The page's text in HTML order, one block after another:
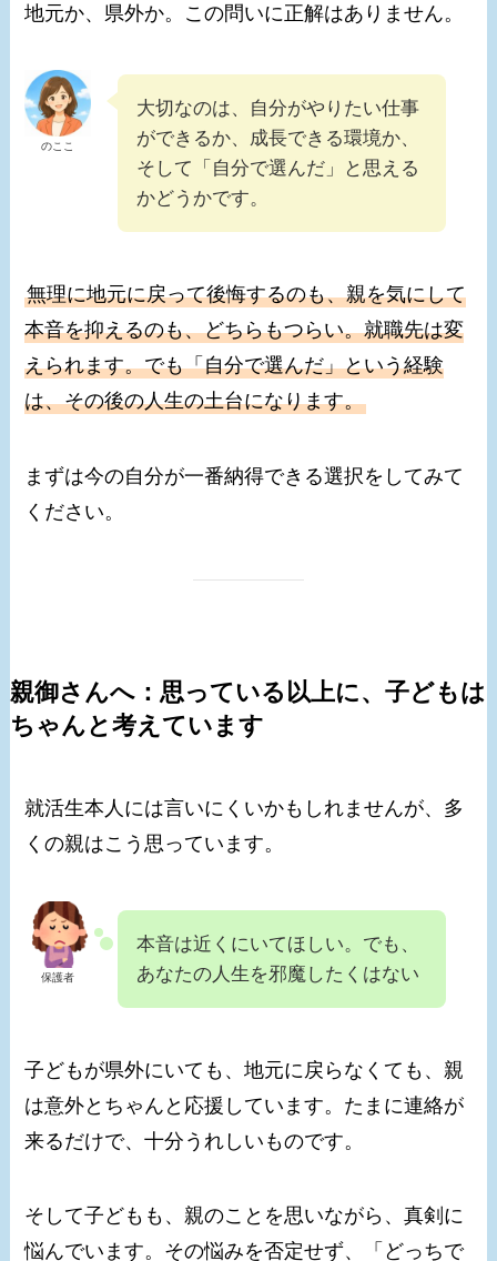
地元か、県外か。この問いに正解はありません。
のここ
大切なのは、自分がやりたい仕事
ができるか、成長できる環境か、
そして「自分で選んだ」と思える
かどうかです。
無理に地元に戻って後悔するのも、親を気にして
本音を抑えるのも、どちらもつらい。就職先は変
えられます。でも「自分で選んだ」という経験
は、その後の人生の土台になります。
まずは今の自分が一番納得できる選択をしてみて
ください。
親御さんへ：思っている以上に、子どもは
ちゃんと考えています
就活生本人には言いにくいかもしれませんが、多
くの親はこう思っています。
保護者
本音は近くにいてほしい。でも、
あなたの人生を邪魔したくはない
子どもが県外にいても、地元に戻らなくても、親
は意外とちゃんと応援しています。たまに連絡が
来るだけで、十分うれしいものです。
そして子どもも、親のことを思いながら、真剣に
悩んでいます。その悩みを否定せず、「どっちで